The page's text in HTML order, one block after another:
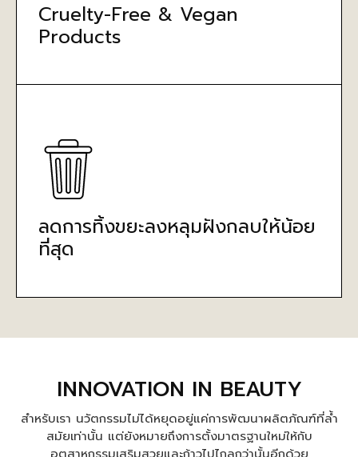
Cruelty-Free & Vegan
Products
ลดการทิ้งขยะลงหลุมฝังกลบให้น้อย
ที่สุด
INNOVATION IN BEAUTY
สำหรับเรา นวัตกรรมไม่ได้หยุดอยู่แค่การพัฒนาผลิตภัณฑ์ที่ล้ำ
สมัยเท่านั้น แต่ยังหมายถึงการตั้งมาตรฐานใหม่ให้กับ
อุตสาหกรรมเสริมสวยและก้าวไปไกลกว่านั้นอีกด้วย